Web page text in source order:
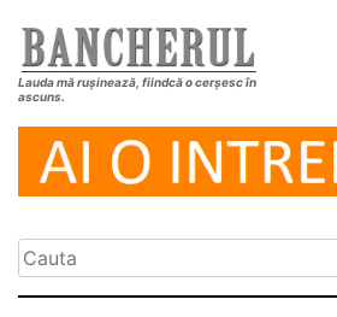
Lauda mă rușinează, fiindcă o cerșesc în
ascuns.